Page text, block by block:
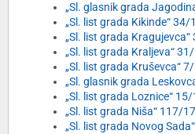
„Sl. glasnik grada
„Sl. list grada Kikinde“ 34/
„Sl. list grada
„Sl. list grada Kraljeva“
„Sl. list grada Kruševca“
„Sl. glasnik grada
„Sl. list grada Loznice“
„Sl. list grada Niša“ 117/17
„Sl. list grada Novog